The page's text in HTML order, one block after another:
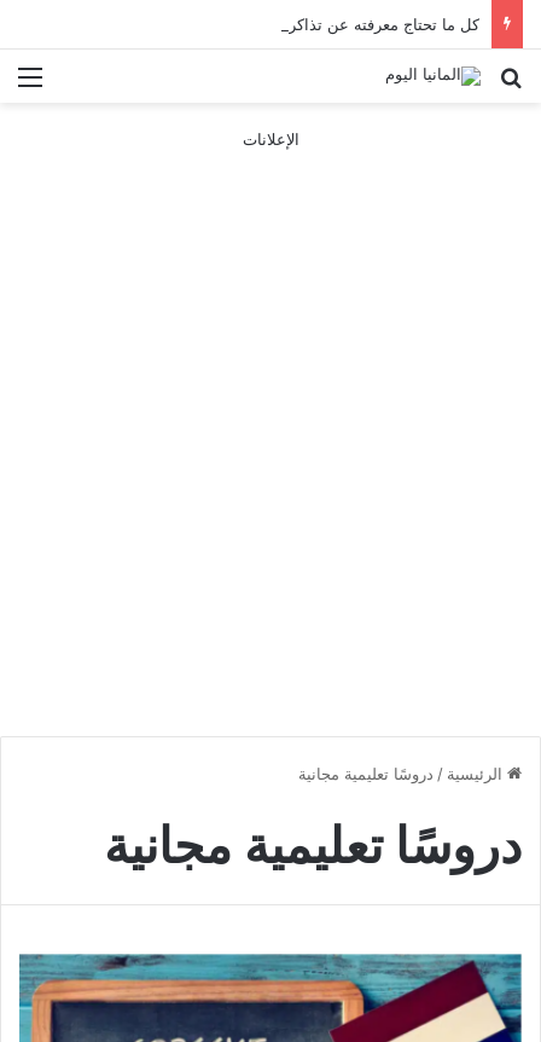
كل ما تحتاج معرفته عن تذاكر ووسائل النقل في باريس 2025
بحث عن
الإعلانات
الرئيسية / دروسًا تعليمية مجانية
دروسًا تعليمية مجانية